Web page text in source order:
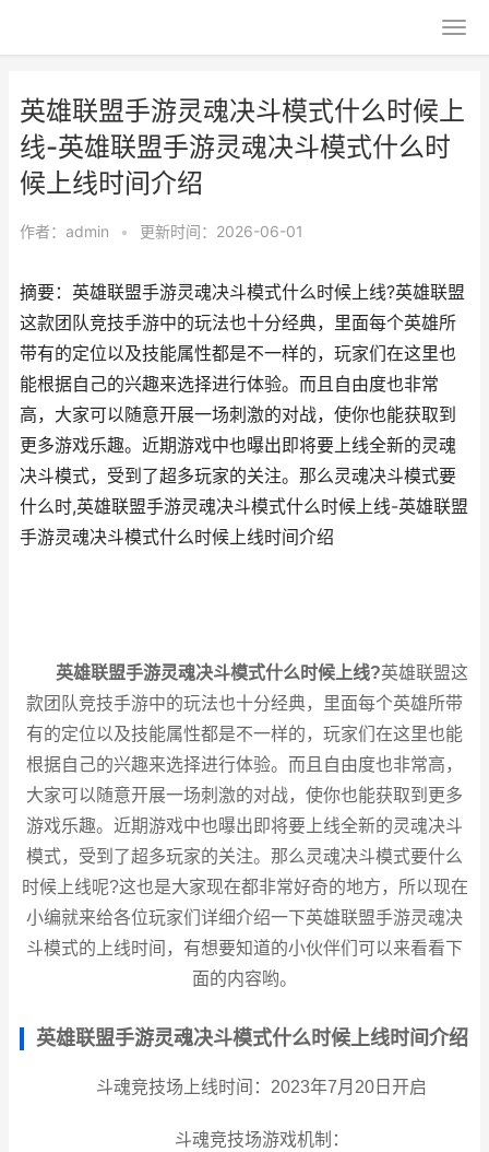
英雄联盟手游灵魂决斗模式什么时候上
线-英雄联盟手游灵魂决斗模式什么时
候上线时间介绍
作者： admin • 更新时间：2026-06-01
摘要：英雄联盟手游灵魂决斗模式什么时候上线?英雄联盟
这款团队竞技手游中的玩法也十分经典，里面每个英雄所
带有的定位以及技能属性都是不一样的，玩家们在这里也
能根据自己的兴趣来选择进行体验。而且自由度也非常
高，大家可以随意开展一场刺激的对战，使你也能获取到
更多游戏乐趣。近期游戏中也曝出即将要上线全新的灵魂
决斗模式，受到了超多玩家的关注。那么灵魂决斗模式要
什么时,英雄联盟手游灵魂决斗模式什么时候上线-英雄联盟
手游灵魂决斗模式什么时候上线时间介绍
英雄联盟手游灵魂决斗模式什么时候上线?英雄联盟这
款团队竞技手游中的玩法也十分经典，里面每个英雄所带
有的定位以及技能属性都是不一样的，玩家们在这里也能
根据自己的兴趣来选择进行体验。而且自由度也非常高，
大家可以随意开展一场刺激的对战，使你也能获取到更多
游戏乐趣。近期游戏中也曝出即将要上线全新的灵魂决斗
模式，受到了超多玩家的关注。那么灵魂决斗模式要什么
时候上线呢?这也是大家现在都非常好奇的地方，所以现在
小编就来给各位玩家们详细介绍一下英雄联盟手游灵魂决
斗模式的上线时间，有想要知道的小伙伴们可以来看看下
面的内容哟。
英雄联盟手游灵魂决斗模式什么时候上线时间介绍
斗魂竞技场上线时间：2023年7月20日开启
斗魂竞技场游戏机制：